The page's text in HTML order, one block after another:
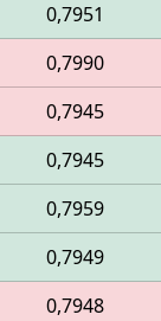
0,7951
0,7990
0,7945
0,7945
0,7959
0,7949
0,7948